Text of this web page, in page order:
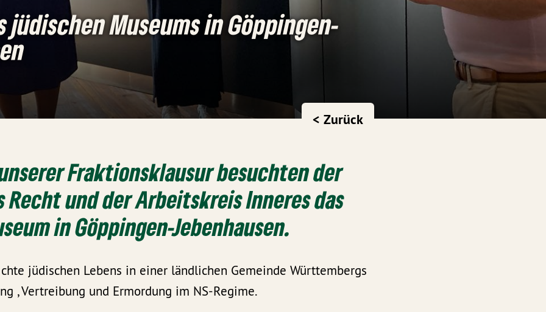
jüdischen Museums in Göppingen-
< Zurück
Fraktionsklausur besuchten der
und der Arbeitskreis Inneres das
in Göppingen-Jebenhausen.
jüdischen Lebens in einer ländlichen Gemeinde Württembergs
, Vertreibung und Ermordung im NS-Regime.